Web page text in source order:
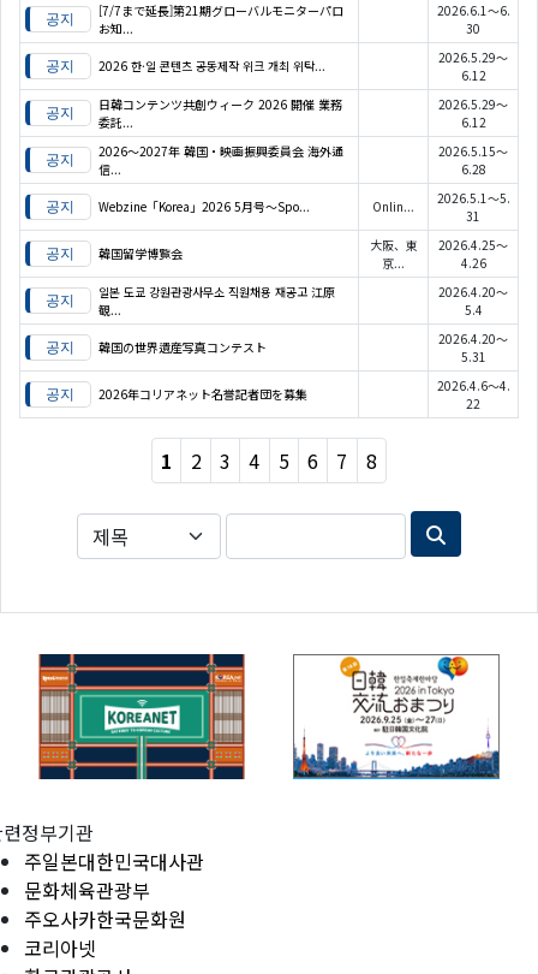
[7/7まで延長]第21期グローバルモニターパロ
お知...
2026.6.1～6.
30
2026 한·일 콘텐츠 공동제작 위크 개최 위탁...
2026.5.29～
6.12
日韓コンテンツ共創ウィーク 2026 開催 業務
委託...
2026.5.29～
6.12
2026〜2027年 韓国・映画振興委員会 海外通
信...
2026.5.15～
6.28
Webzine「Korea」2026 5月号～Spo... Onlin...
2026.5.1～5.
31
韓国留学博覧会
大阪、東
京...
2026.4.25～
4.26
일본 도쿄 강원관광사무소 직원채용 재공고 江原
観...
2026.4.20～
5.4
韓国の世界遺産写真コンテスト
2026.4.20～
5.31
2026年コリアネット名誉記者団を募集
2026.4.6～4.
22
1 2 3 4 5 6 7 8
정부기관
주일본대한민국대사관
문화체육관광부
주오사카한국문화원
코리아넷